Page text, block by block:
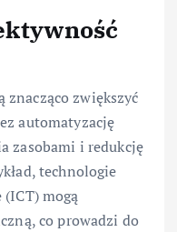
znacząco zwiększyć
automatyzację
zasobami i redukcję
technologie
mogą
co prowadzi do